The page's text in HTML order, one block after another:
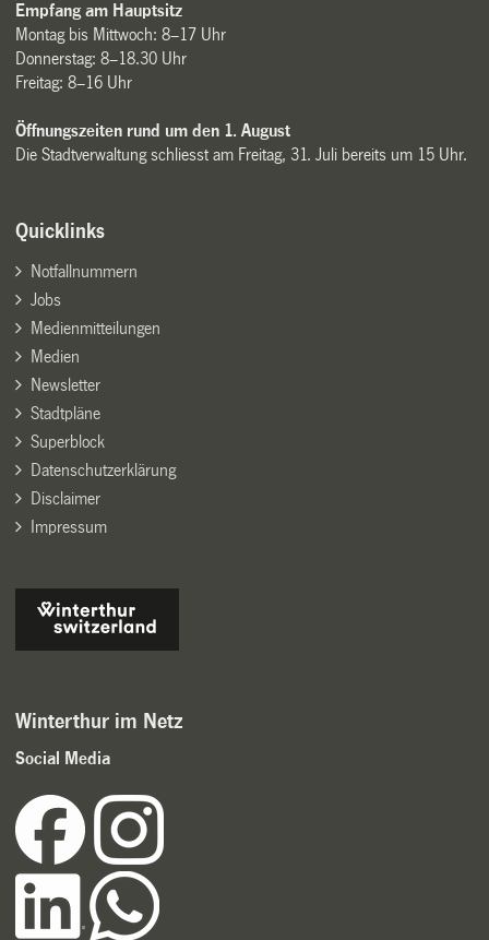
Empfang am Hauptsitz
Montag bis Mittwoch: 8–17 Uhr
Donnerstag: 8–18.30 Uhr
Freitag: 8–16 Uhr
Öffnungszeiten rund um den 1. August
Die Stadtverwaltung schliesst am Freitag, 31. Juli bereits um 15 Uhr.
Quicklinks
Notfallnummern
Jobs
Medienmitteilungen
Medien
Newsletter
Stadtpläne
Superblock
Datenschutzerklärung
Disclaimer
Impressum
Winterthur im Netz
Social Media